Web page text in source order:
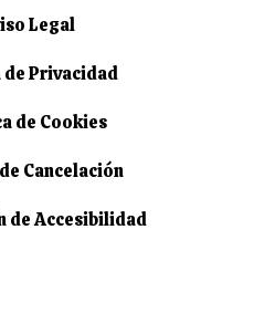
Legal
Privacidad
de Cookies
Cancelación
de Accesibilidad